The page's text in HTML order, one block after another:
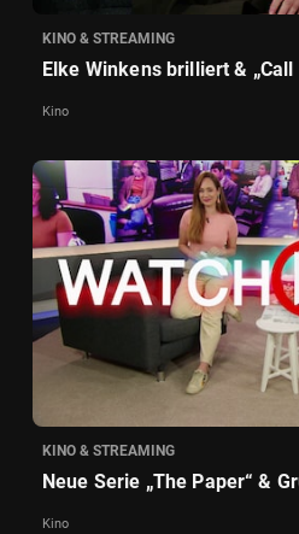
KINO & STREAMING
Elke Winkens brilliert &
Kino
KINO & STREAMING
Neue Serie „The Paper“ &
Kino